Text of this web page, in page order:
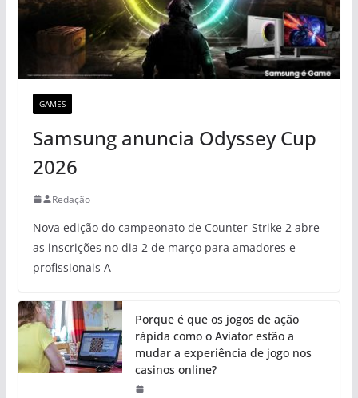
GAMES
Samsung anuncia Odyssey Cup
2026
Redação
Nova edição do campeonato de Counter-Strike 2 abre
as inscrições no dia 2 de março para amadores e
profissionais A
Porque é que os jogos de ação
rápida como o Aviator estão a
mudar a experiência de jogo nos
casinos online?